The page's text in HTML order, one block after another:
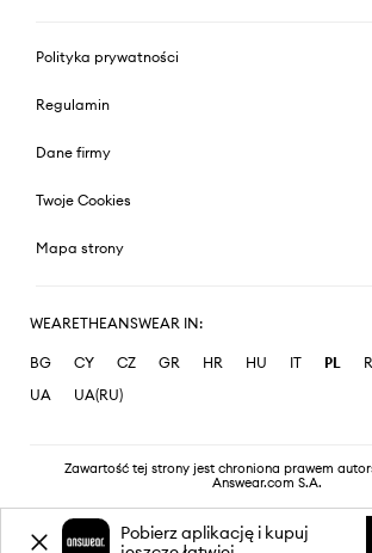
Polityka prywatności
Regulamin
Dane firmy
Twoje Cookies
Mapa strony
WEARETHEANSWEAR IN:
BG CY CZ GR HR HU IT PL
UA
UA(RU)
Zawartość tej strony jest chroniona prawem
Answear.com S.A.
Pobierz aplikację i kupuj